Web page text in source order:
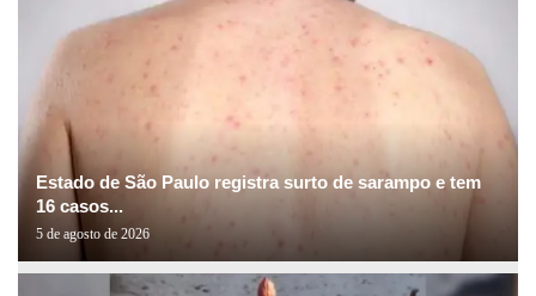
Estado de São Paulo registra surto de sarampo e tem
16 casos...
5 de agosto de 2026